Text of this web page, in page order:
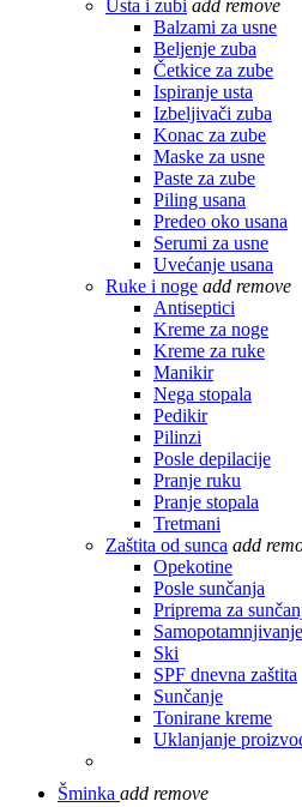
Usta i zubi add remove
Balzami za usne
Beljenje zuba
Četkice za zube
Ispiranje usta
Izbeljivači zuba
Konac za zube
Maske za usne
Paste za zube
Piling usana
Predeo oko usana
Serumi za usne
Uvećanje usana
Ruke i noge add remove
Antiseptici
Kreme za noge
Kreme za ruke
Manikir
Nega stopala
Pedikir
Pilinzi
Posle depilacije
Pranje ruku
Pranje stopala
Tretmani
Zaštita od sunca add
Opekotine
Posle sunčanja
Priprema za
Samopotamnjivanje
Ski
SPF dnevna zaštita
Sunčanje
Tonirane kreme
Uklanjanje
Šminka add remove